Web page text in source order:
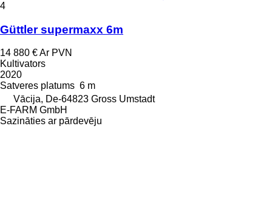
4
Güttler supermaxx 6m
14 880 €Ar PVN
Kultivators
2020
Satveres platums 6 m
Vācija, De-64823 Gross Umstadt
E-FARM GmbH
Sazināties ar pārdevēju